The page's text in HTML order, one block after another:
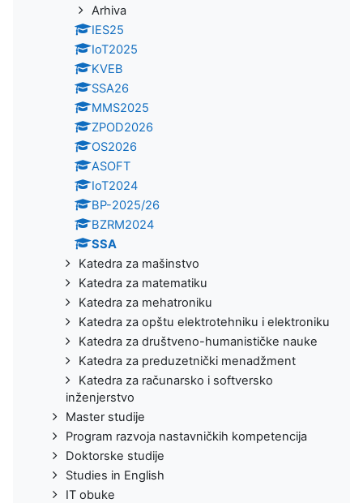
Arhiva
IES25
IoT2025
KVEB
SSA26
MMS2025
ZPOD2026
OS2026
ASOFT
IoT2024
BP-2025/26
BZRM2024
SSA
Katedra za mašinstvo
Katedra za matematiku
Katedra za mehatroniku
Katedra za opštu elektrotehniku i elektroniku
Katedra za društveno-humanističke nauke
Katedra za preduzetnički menadžment
Katedra za računarsko i softversko
inženjerstvo
Master studije
Program razvoja nastavničkih kompetencija
Doktorske studije
Studies in English
IT obuke